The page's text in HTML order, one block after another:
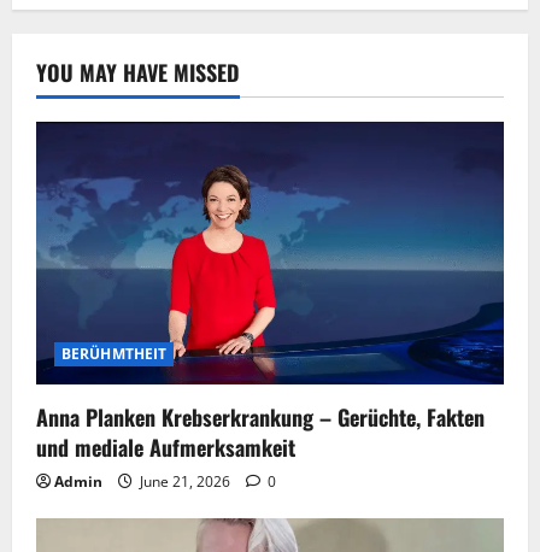
YOU MAY HAVE MISSED
BERÜHMTHEIT
Anna Planken Krebserkrankung – Gerüchte, Fakten
und mediale Aufmerksamkeit
Admin June 21, 2026 0